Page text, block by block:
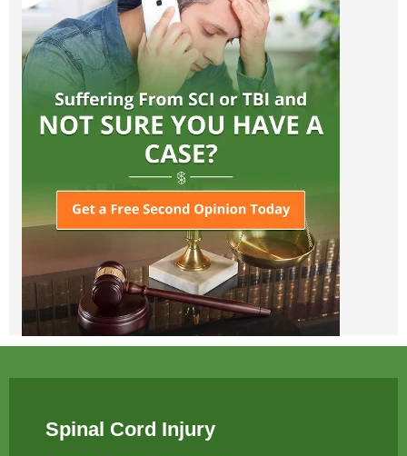
Spinal Cord Injury